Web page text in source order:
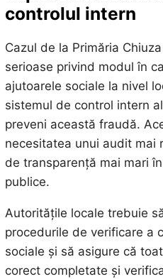
controlul intern
Cazul de la Primăria
serioase privind modul în
ajutoarele sociale la nivel
sistemul de control intern
preveni această fraudă.
necesitatea unui audit mai
de transparență mai mari
publice.
Autoritățile locale trebuie
procedurile de verificare a
sociale și să asigure că
corect completate și